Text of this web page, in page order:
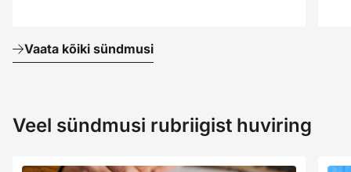
Vaata kõiki sündmusi
Veel sündmusi rubriigist huviring